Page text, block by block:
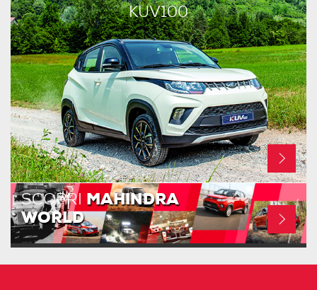
KUV100
SCOPRI MAHINDRA
WORLD